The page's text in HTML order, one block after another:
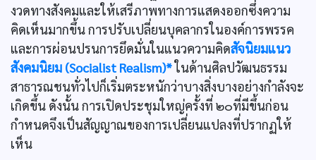
งวดทางสังคมและให้เสรีภาพทางการแสดงออกซึ่งความ
คิดเห็นมากขึ้น การปรับเปลี่ยนบุคลากรในองค์การพรรค
และการผ่อนปรนการยึดมั่นในแนวความคิดสัจนิยมแนว
สังคมนิยม (Socialist Realism)*ในด้านศิลปวัฒนธรรม
สาธารณชนทั่วไปก็เริ่มตระหนักว่าบางสิ่งบางอย่างกำลังจะ
เกิดขึ้น ดังนั้น การเปิดประชุมใหญ่ครั้งที่ ๒๐ที่มีขึ้นก่อน
กำหนดจึงเป็นสัญญาณของการเปลี่ยนแปลงที่ปรากฏให้
เห็น